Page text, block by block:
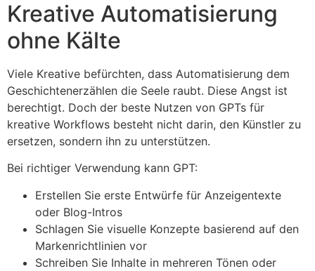
Kreative Automatisierung
ohne Kälte
Viele Kreative befürchten, dass Automatisierung dem
Geschichtenerzählen die Seele raubt. Diese Angst ist
berechtigt. Doch der beste Nutzen von GPTs für
kreative Workflows besteht nicht darin, den Künstler zu
ersetzen, sondern ihn zu unterstützen.
Bei richtiger Verwendung kann GPT:
Erstellen Sie erste Entwürfe für Anzeigentexte
oder Blog-Intros
Schlagen Sie visuelle Konzepte basierend auf den
Markenrichtlinien vor
Schreiben Sie Inhalte in mehreren Tönen oder